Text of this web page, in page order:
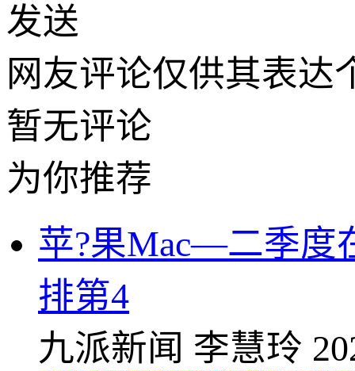
发送
网友评论仅供其表达
暂无评论
为你推荐
苹?果Mac—二季度
排第4
九派新闻 李慧玲